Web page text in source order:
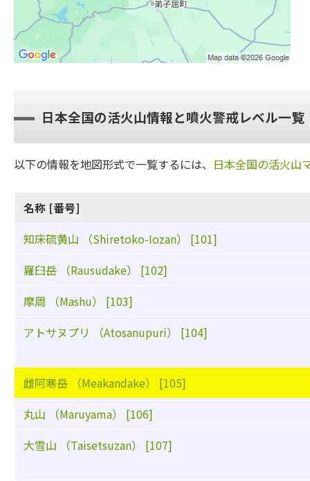
日本全国の活火山情報と噴火警戒レベル一覧
以下の情報を地図形式で一覧するには、 日本全国の活火山
名称 [番号]
知床硫黄山 （Shiretoko-Iozan） [101]
羅臼岳 （Rausudake） [102]
摩周 （Mashu） [103]
アトサヌプリ （Atosanupuri） [104]
雌阿寒岳 （Meakandake） [105]
丸山 （Maruyama） [106]
大雪山 （Taisetsuzan） [107]